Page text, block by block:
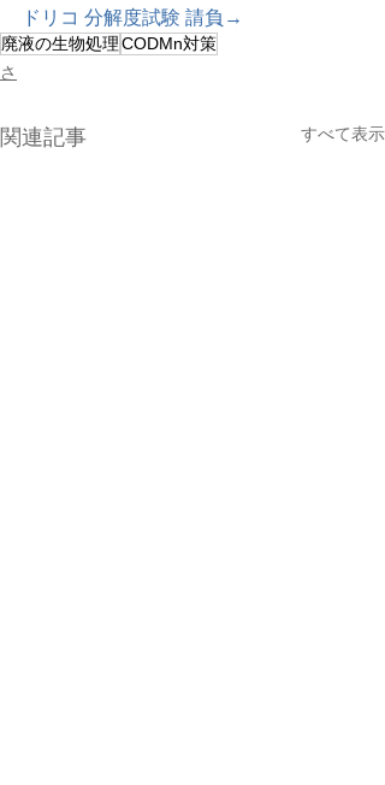
ドリコ 分解度試験 請負→
廃液の生物処理CODMn対策
さ
関連記事 すべて表示